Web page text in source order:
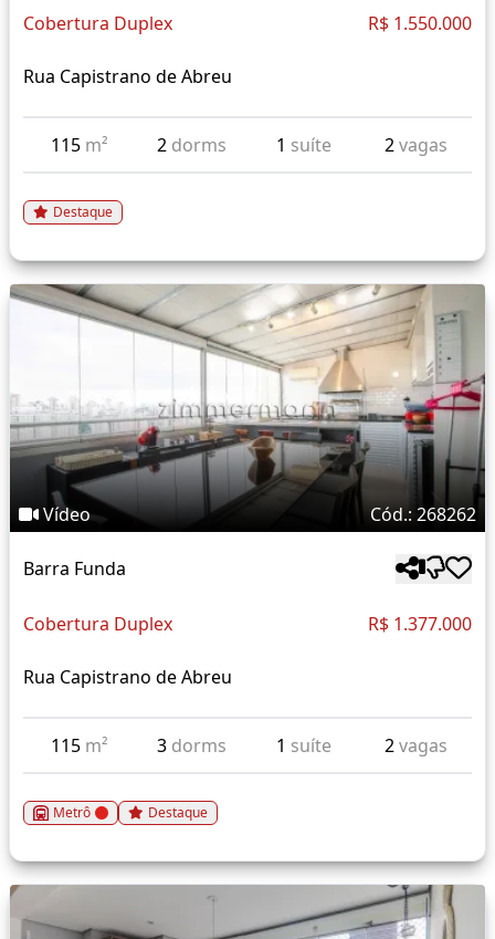
Cobertura Duplex R$ 1.550.000
Rua Capistrano de Abreu
115 m² 2 dorms 1 suíte 2vagas
Destaque
Vídeo Cód.: 268262
Barra Funda
Cobertura Duplex R$ 1.377.000
Rua Capistrano de Abreu
115 m² 3 dorms 1 suíte 2vagas
Metrô Destaque